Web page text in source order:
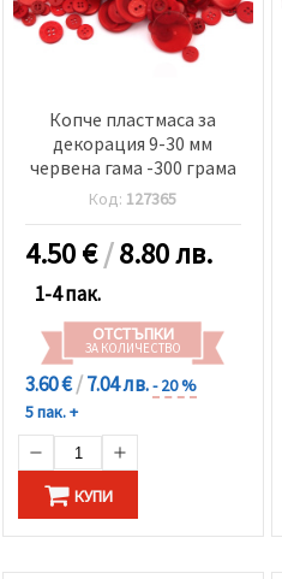
Копче пластмаса за
декорация 9-30 мм
червена гама -300 грама
Код: 127365
4.50€/8.80 лв.
1-4 пак.
ОТСТЪПКИ
ЗА КОЛИЧЕСТВО
3.60 €/7.04 лв.- 20 %
5 пак. +
КУПИ